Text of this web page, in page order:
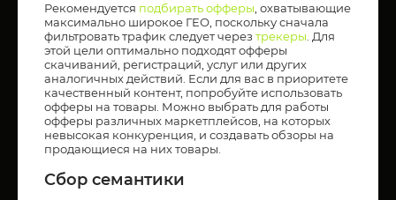
Рекомендуется подбирать офферы, охватывающие
максимально широкое ГЕО, поскольку сначала
фильтровать трафик следует через трекеры. Для
этой цели оптимально подходят офферы
скачиваний, регистраций, услуг или других
аналогичных действий. Если для вас в приоритете
качественный контент, попробуйте использовать
офферы на товары. Можно выбрать для работы
офферы различных маркетплейсов, на которых
невысокая конкуренция, и создавать обзоры на
продающиеся на них товары.
Сбор семантики